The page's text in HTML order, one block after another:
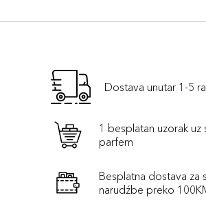
Dostava unutar 1-5
1 besplatan uzorak uz
parfem
Besplatna dostava za
narudźbe preko